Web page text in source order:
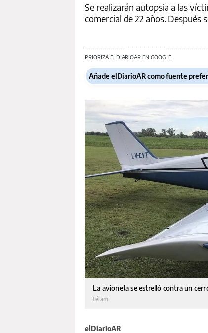
Se realizarán autopsia a las
comercial de 22 años. Después
PRIORIZA ELDIARIOAR EN GOOGLE
Añade elDiarioAR como fuente
La avioneta se estrelló contra un
télam
elDiarioAR